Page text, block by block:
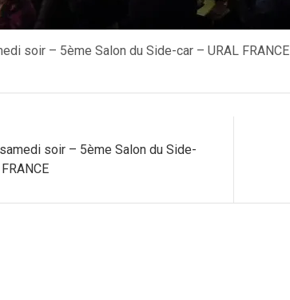
soir – 5ème Salon du Side-car – URAL FRANCE
soir – 5ème Salon du Side-